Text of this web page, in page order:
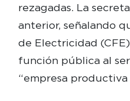
rezagadas. La
anterior, señalando
de Electricidad
función pública al
“empresa productiva